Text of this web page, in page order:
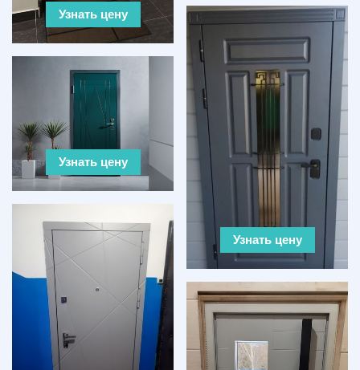
Узнать цену
Узнать цену
Узнать цену